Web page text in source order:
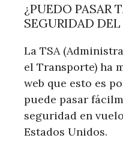
¿PUEDO PASAR
SEGURIDAD
La TSA
el Transporte) ha
web que esto es
puede pasar
seguridad en
Estados Unidos.